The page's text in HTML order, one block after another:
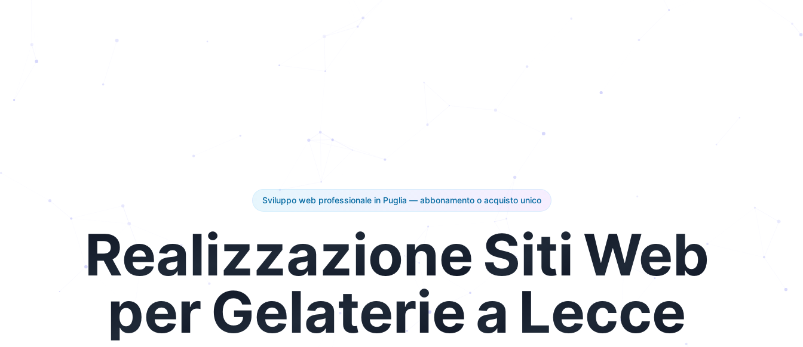
Sviluppo web professionale in Puglia — abbonamento o acquisto unico
RealizzazioneSitiWeb
perGelateriea Lecce